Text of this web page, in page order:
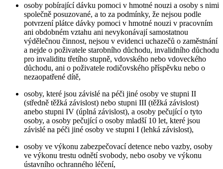
osoby pobírající dávku pomoci v hmotné nouzi a osoby s nimi
společně posuzované, a to za podmínky, že nejsou podle
potvrzení plátce dávky pomoci v hmotné nouzi v pracovním
ani obdobném vztahu ani nevykonávají samostatnou
výdělečnou činnost, nejsou v evidenci uchazečů o zaměstnání
a nejde o poživatele starobního důchodu, invalidního důchodu
pro invaliditu třetího stupně, vdovského nebo vdoveckého
důchodu, ani o poživatele rodičovského příspěvku nebo o
nezaopatřené dítě,
osoby, které jsou závislé na péči jiné osoby ve stupni II
(středně těžká závislost) nebo stupni III (těžká závislost)
anebo stupni IV (úplná závislost), a osoby pečující o tyto
osoby, a osoby pečující o osoby mladší 10 let, které jsou
závislé na péči jiné osoby ve stupni I (lehká závislost),
osoby ve výkonu zabezpečovací detence nebo vazby, osoby
ve výkonu trestu odnětí svobody, nebo osoby ve výkonu
ústavního ochranného léčení,